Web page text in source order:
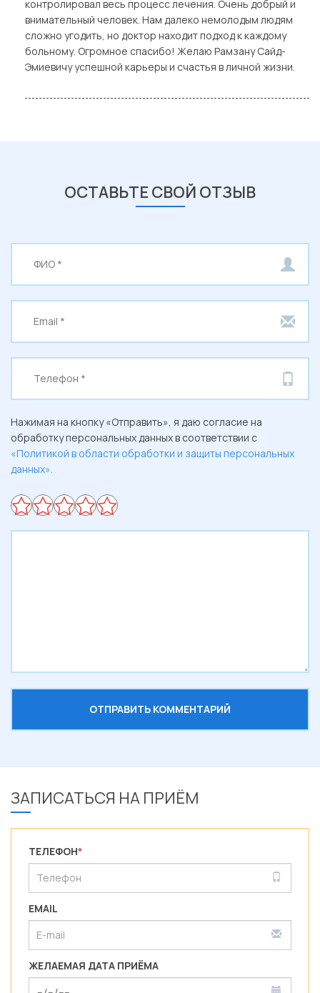
контролировал весь процесс лечения. Очень добрый и
внимательный человек. Нам далеко немолодым людям
сложно угодить, но доктор находит подход к каждому
больному. Огромное спасибо! Желаю Рамзану Сайд-
Эмиевичу успешной карьеры и счастья в личной жизни.
ОСТАВЬТЕ СВОЙ ОТЗЫВ
Нажимая на кнопку «Отправить», я даю согласие на
обработку персональных данных в соответствии с
«Политикой в области обработки и защиты персональных
данных».
ЗАПИСАТЬСЯ НА ПРИЁМ
ТЕЛЕФОН*
EMAIL
ЖЕЛАЕМАЯ ДАТА ПРИЁМА